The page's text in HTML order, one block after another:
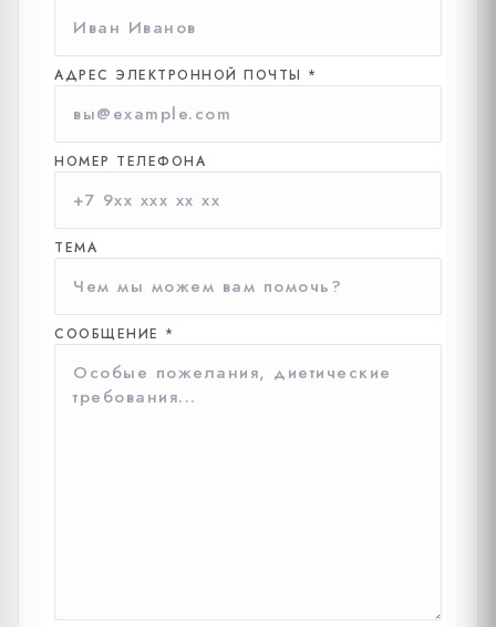
АДРЕС ЭЛЕКТРОННОЙ ПОЧТЫ *
НОМЕР ТЕЛЕФОНА
ТЕМА
СООБЩЕНИЕ *